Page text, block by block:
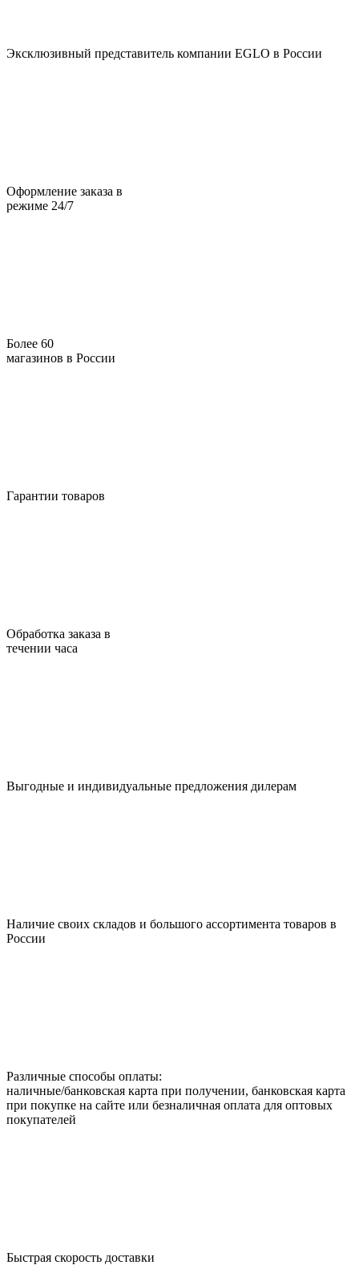
Эксклюзивный представитель компании EGLO в России
Оформление заказа в
режиме 24/7
Более 60
магазинов в России
Гарантии товаров
Обработка заказа в
течении часа
Выгодные и индивидуальные предложения дилерам
Наличие своих складов и большого ассортимента товаров в
России
Различные способы оплаты:
наличные/банковская карта при получении, банковская карта
при покупке на сайте или безналичная оплата для оптовых
покупателей
Быстрая скорость доставки